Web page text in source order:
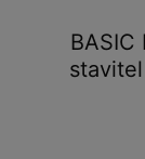
BASIC